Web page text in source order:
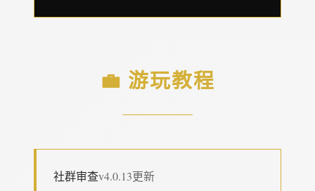
💼 游玩教程
社群审查v4.0.13更新